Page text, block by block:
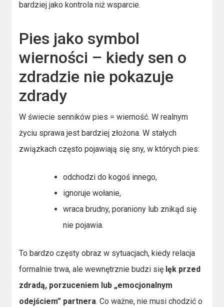
bardziej jako kontrola niż wsparcie.
Pies jako symbol
wierności – kiedy sen o
zdradzie nie pokazuje
zdrady
W świecie senników pies = wierność. W realnym
życiu sprawa jest bardziej złożona. W stałych
związkach często pojawiają się sny, w których pies:
odchodzi do kogoś innego,
ignoruje wołanie,
wraca brudny, poraniony lub znikąd się
nie pojawia.
To bardzo częsty obraz w sytuacjach, kiedy relacja
formalnie trwa, ale wewnętrznie budzi się lęk przed
zdradą, porzuceniem lub „emocjonalnym
odejściem” partnera. Co ważne, nie musi chodzić o